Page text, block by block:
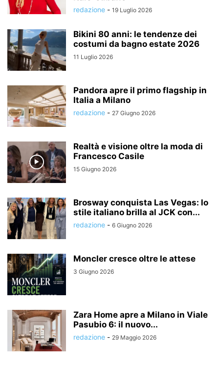
redazione - 19 Luglio 2026
Bikini 80 anni: le tendenze dei
costumi da bagno estate 2026
11 Luglio 2026
Pandora apre il primo flagship in
Italia a Milano
redazione - 27 Giugno 2026
Realtà e visione oltre la moda di
Francesco Casile
15 Giugno 2026
Brosway conquista Las Vegas: lo
stile italiano brilla al JCK con...
redazione - 6 Giugno 2026
Moncler cresce oltre le attese
3 Giugno 2026
Zara Home apre a Milano in Viale
Pasubio 6: il nuovo...
redazione - 29 Maggio 2026